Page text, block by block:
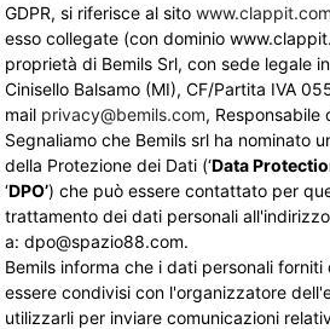
GDPR, si riferisce al sito www.clappit.com
esso collegate (con dominio
proprietà di Bemils Srl, con sede legale
Cinisello Balsamo (MI), CF/Partita IVA
mail privacy@bemils.com, Responsabile
Segnaliamo che Bemils srl ha nominato
della Protezione dei Dati (‘Data
‘DPO’) che può essere contattato per
trattamento dei dati personali
a: dpo@spazio88.com.
Bemils informa che i dati personali
essere condivisi con l'organizzatore
utilizzarli per inviare comunicazioni